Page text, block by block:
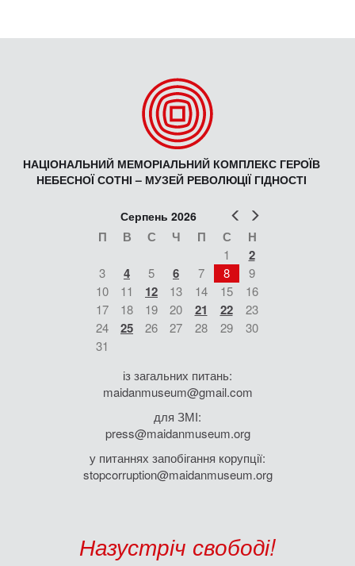
НАЦІОНАЛЬНИЙ МЕМОРІАЛЬНИЙ КОМПЛЕКС ГЕРОЇВ
НЕБЕСНОЇ СОТНІ – МУЗЕЙ РЕВОЛЮЦІЇ ГІДНОСТІ
Попер
Серпень 2026
П В С Ч П С Н
1 2
3 4 5 6 7 8
9
10
11 12 13 14 15
16
17
18 19 20 21 22
23
24
25 26 27 28 29
30
31
із загальних питань:
maidanmuseum@gmail.com
для ЗМІ:
press@maidanmuseum.org
у питаннях запобігання корупції:
stopcorruption@maidanmuseum.org
Назустріч свободі!